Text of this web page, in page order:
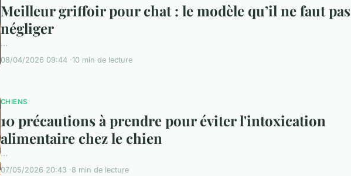
Meilleur griffoir pour chat : le modèle qu’il ne faut pas
négliger
...
08/04/2026 09:44 10 min de lecture
CHIENS
10 précautions à prendre pour éviter l'intoxication
alimentaire chez le chien
...
07/05/2026 20:43 8 min de lecture